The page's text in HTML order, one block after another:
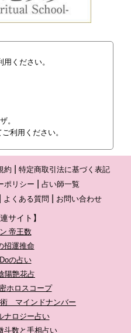
ください。
。
利用ください。
約
特定商取引法に基づく表記
ポリシー
占い師一覧
よくある質問 お問い合わせ
サイト】
帝王数
招運推命
の占い
陽艶花占
ホロスコープ
術 マインドナンバー
ナロジー占い
数と手相占い